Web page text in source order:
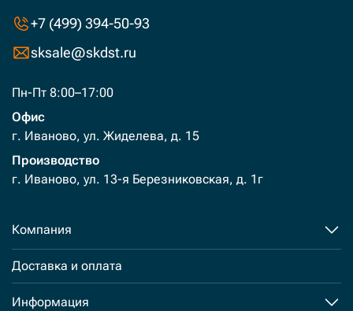
+7 (499) 394-50-93
sksale@skdst.ru
Пн-Пт 8:00–17:00
Офис
г. Иваново, ул. Жиделева, д. 15
Производство
г. Иваново, ул. 13-я Березниковская, д. 1г
Компания
Доставка и оплата
Информация